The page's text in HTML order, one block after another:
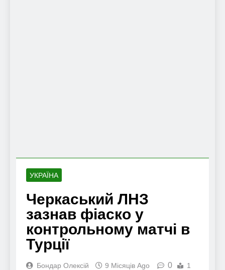
УКРАЇНА
Черкаський ЛНЗ
зазнав фіаско у
контрольному матчі в
Турції
Бондар Олексій 9 Місяців Ago 0
1